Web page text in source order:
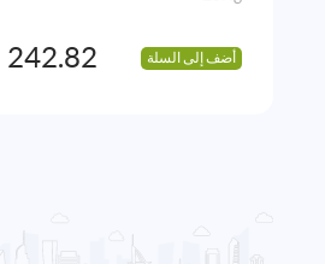
أضف إلى السلة 242.82